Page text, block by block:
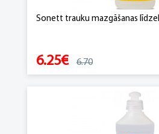
Sonett trauku mazgāšanas
6.25€ 6.70